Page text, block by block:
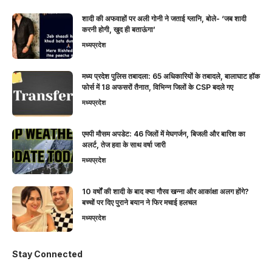
शादी की अफवाहों पर अली गोनी ने जताई ग्लानि, बोले- ‘जब शादी
करनी होगी, खुद ही बताऊंगा’
मध्यप्रदेश
मध्य प्रदेश पुलिस तबादला: 65 अधिकारियों के तबादले, बालाघाट हॉक
फोर्स में 18 अफसरों तैनात, विभिन्न जिलों के CSP बदले गए
मध्यप्रदेश
एमपी मौसम अपडेट: 46 जिलों में मेघगर्जन, बिजली और बारिश का
अलर्ट, तेज हवा के साथ वर्षा जारी
मध्यप्रदेश
10 वर्षों की शादी के बाद क्या गौरव खन्ना और आकांक्षा अलग होंगे?
बच्चों पर दिए पुराने बयान ने फिर मचाई हलचल
मध्यप्रदेश
Stay Connected